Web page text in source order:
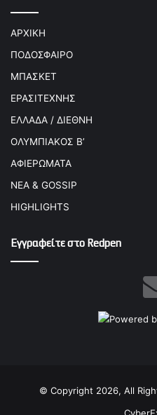
ΑΡΧΙΚΗ
ΠΟΔΟΣΦΑΙΡΟ
ΜΠΑΣΚΕΤ
ΕΡΑΣΙΤΕΧΝΗΣ
ΕΛΛΑΔΑ / ΔΙΕΘΝΗ
ΟΛΥΜΠΙΑΚΟΣ Β’
ΑΦΙΕΡΩΜΑΤΑ
ΝΕΑ & GOSSIP
HIGHLIGHTS
Εγγραφείτε στο Redpen
© Copyright 2026, All